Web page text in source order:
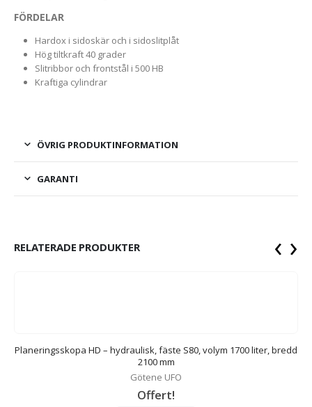
FÖRDELAR
Hardox i sidoskär och i sidoslitplåt
Hög tiltkraft 40 grader
Slitribbor och frontstål i 500 HB
Kraftiga cylindrar
ÖVRIG PRODUKTINFORMATION
GARANTI
RELATERADE PRODUKTER
Planeringsskopa HD – hydraulisk, fäste S80, volym 1700 liter, bredd
2100 mm
Götene UFO
Offert!
‹ ›